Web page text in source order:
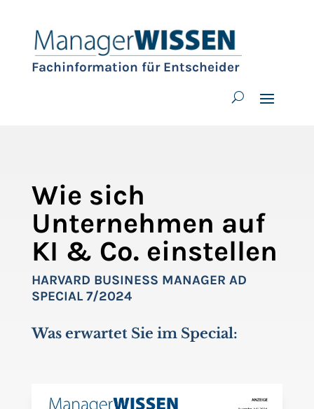
Fachinformation für Entscheider
Wie sich
Unternehmen auf
KI & Co. einstellen
HARVARD BUSINESS MANAGER AD
SPECIAL 7/2024
Was erwartet Sie im Special: